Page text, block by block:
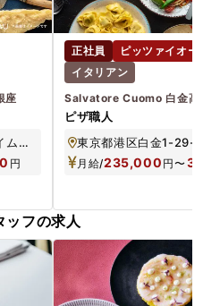
座
東京都中央区築地1-2-1 プライムメゾン銀座イースト1F
円
正社員
ピッツァイオ
イタリアン
Salvatore Cuomo 白金高
ピザ職人
月給/235,000 円〜
ッフの求人